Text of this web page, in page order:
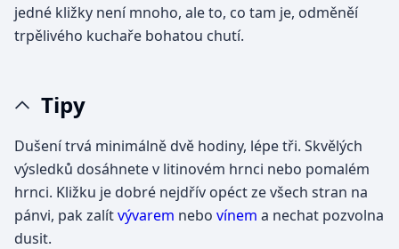
jedné kližky není mnoho, ale to, co tam je, odměněí
trpělivého kuchaře bohatou chutí.
Tipy
Dušení trvá minimálně dvě hodiny, lépe tři. Skvělých
výsledků dosáhnete v litinovém hrnci nebo pomalém
hrnci. Kližku je dobré nejdřív opéct ze všech stran na
pánvi, pak zalítvývarem nebo vínem a nechat pozvolna
dusit.